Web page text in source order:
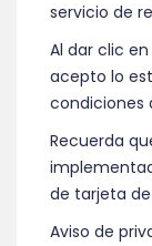
servicio de
Al dar clic
acepto lo
condiciones
Recuerda
de tarjeta
Aviso de